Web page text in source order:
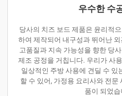
우수한 수
당사의 치즈 보드 제품은 윤리적
하여 제작되어 내구성과 뛰어난
고품질과 지속 가능성을 향한 당
제조 공정을 거칩니다. 우리가 사
일상적인 주방 사용에 견딜 수 있
할 수 있어, 가정용 요리사와 전문
품이 되었습